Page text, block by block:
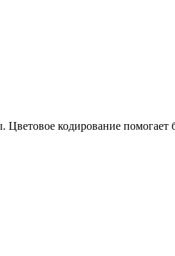
кодирование помогает